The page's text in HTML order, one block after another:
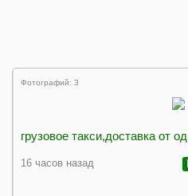
Фотографий: 3
грузовое такси,доставка от
16 часов назад